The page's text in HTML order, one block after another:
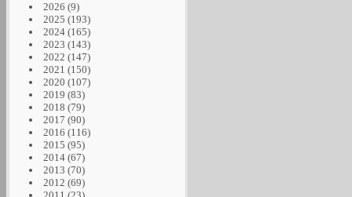
2026 (9)
2025 (193)
2024 (165)
2023 (143)
2022 (147)
2021 (150)
2020 (107)
2019 (83)
2018 (79)
2017 (90)
2016 (116)
2015 (95)
2014 (67)
2013 (70)
2012 (69)